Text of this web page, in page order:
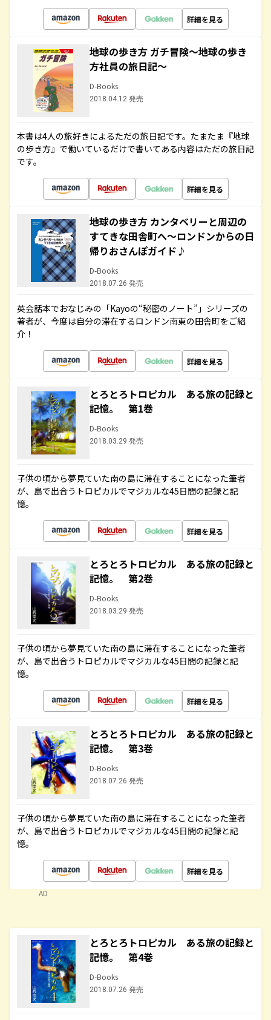
詳細を見る
地球の歩き方 ガチ冒険～地球の歩き
方社員の旅日記～
D-Books
2018.04.12 発売
本書は4人の旅好きによるただの旅日記です。たまたま『地球
の歩き方』で働いているだけで書いてある内容はただの旅日記
です。
詳細を見る
地球の歩き方 カンタベリーと周辺の
すてきな田舎町へ～ロンドンからの日
帰りおさんぽガイド♪
D-Books
2018.07.26 発売
英会話本でおなじみの「Kayoの“秘密のノート”」シリーズの
著者が、今度は自分の滞在するロンドン南東の田舎町をご紹
介！
詳細を見る
とろとろトロピカル ある旅の記録と
記憶。 第1巻
D-Books
2018.03.29 発売
子供の頃から夢見ていた南の島に滞在することになった筆者
が、島で出合うトロピカルでマジカルな45日間の記録と記
憶。
詳細を見る
とろとろトロピカル ある旅の記録と
記憶。 第2巻
D-Books
2018.03.29 発売
子供の頃から夢見ていた南の島に滞在することになった筆者
が、島で出合うトロピカルでマジカルな45日間の記録と記
憶。
詳細を見る
とろとろトロピカル ある旅の記録と
記憶。 第3巻
D-Books
2018.07.26 発売
子供の頃から夢見ていた南の島に滞在することになった筆者
が、島で出合うトロピカルでマジカルな45日間の記録と記
憶。
詳細を見る
AD
とろとろトロピカル ある旅の記録と
記憶。 第4巻
D-Books
2018.07.26 発売